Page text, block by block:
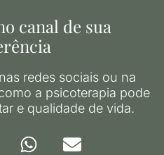
canal de sua
redes sociais ou na
a psicoterapia pode
e qualidade de vida.